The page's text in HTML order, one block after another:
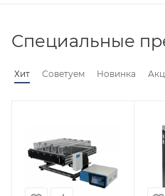
Специальные
Хит Советуем Новинка